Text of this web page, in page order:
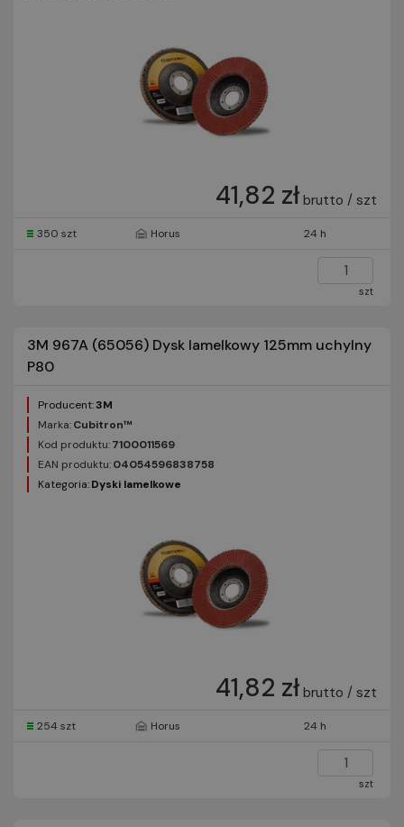
41,82 zł brutto / szt
350 szt Horus 24 h
szt
3M 967A (65056) Dysk lamelkowy 125mm uchylny
P80
Producent:3M
Marka:Cubitron™
Kod produktu:7100011569
EAN produktu:04054596838758
Kategoria:Dyski lamelkowe
41,82 zł brutto / szt
254 szt Horus 24 h
szt